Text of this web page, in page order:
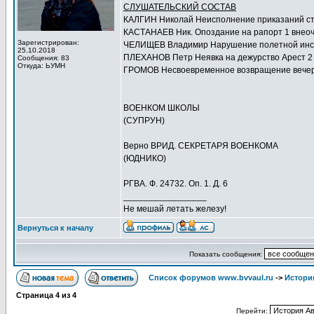
Зарегистрирован:
25.10.2018
Сообщения: 83
Откуда: ЬУМН
СЛУШАТЕЛЬСКИЙ СОСТАВ
КАЛГИН Николай Неисполнение приказаний
КАСТАНАЕВ Ник. Опоздание на рапорт 1
ЧЕЛИЩЕВ Владимир Нарушение полетной
ПЛЕХАНОВ Петр Неявка на дежурство Арест 2
ГРОМОВ Несвоевременное возвращение
ВОЕНКОМ ШКОЛЫ
(СУПРУН)
Верно ВРИД. СЕКРЕТАРЯ ВОЕНКОМА
(ЮДНИКО)
РГВА. Ф. 24732. Оп. 1. Д. 6
Не мешай летать железу!
Вернуться к началу
Показать сообщения:
Список форумов www.bvvaul.ru ->
Страница 4 из 4
Перейти: